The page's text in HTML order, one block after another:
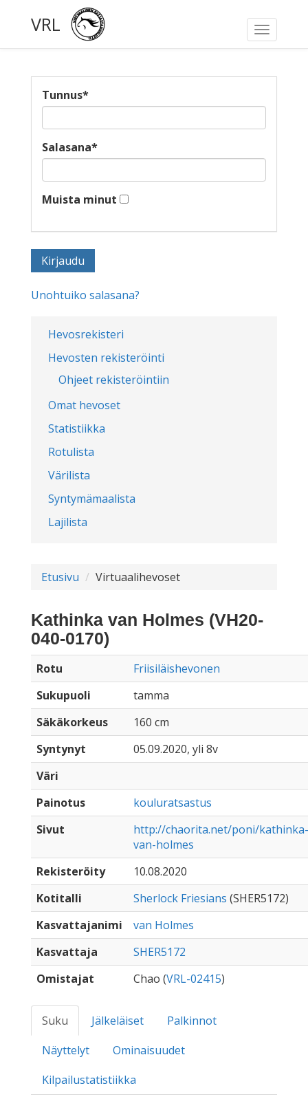
Toggle
VRL
Hevosrekisteri
Hevosten rekisteröinti
Ohjeet rekisteröintiin
Omat hevoset
Statistiikka
Rotulista
Värilista
Syntymämaalista
Lajilista
Tunnus*
Salasana*
Muista minut
Unohtuiko salasana?
Etusivu Virtuaalihevoset
Kathinka van Holmes (VH20-
040-0170)
Rotu
Friisiläishevonen
Sukupuoli
tamma
Säkäkorkeus
160 cm
Syntynyt
05.09.2020, yli 8v
Väri
Painotus
kouluratsastus
Sivut
http://chaorita.net/poni/kathinka-
van-holmes
Rekisteröity
10.08.2020
Kotitalli
Sherlock Friesians (SHER5172)
Kasvattajanimi
van Holmes
Kasvattaja
SHER5172
Omistajat
Chao (VRL-02415)
Suku Jälkeläiset
Palkinnot
Näyttelyt
Ominaisuudet
Kilpailustatistiikka